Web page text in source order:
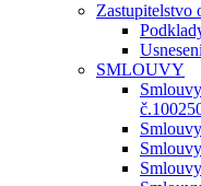
Zastupitelstvo
SMLOUVY